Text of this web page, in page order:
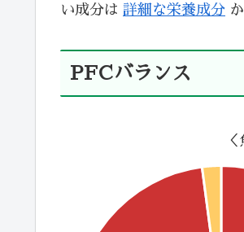
い成分は 詳細な栄養成分
PFCバランス